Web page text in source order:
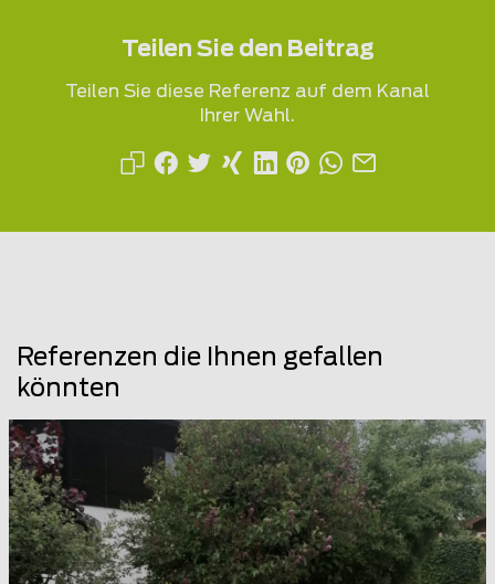
Teilen Sie den Beitrag
Teilen Sie diese Referenz auf dem Kanal
Ihrer Wahl.
Referenzen die Ihnen gefallen
könnten